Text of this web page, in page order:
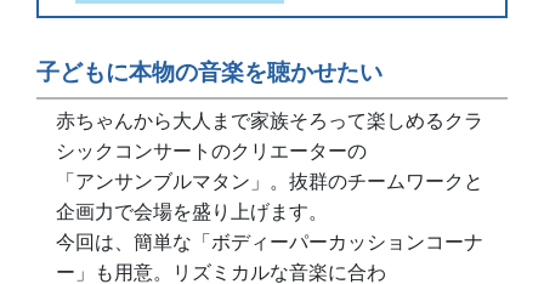
子どもに本物の音楽を聴かせたい
赤ちゃんから大人まで家族そろって楽しめるクラ
シックコンサートのクリエーターの
「アンサンブルマタン」。抜群のチームワークと
企画力で会場を盛り上げます。
今回は、簡単な「ボディーパーカッションコーナ
ー」も用意。リズミカルな音楽に合わ